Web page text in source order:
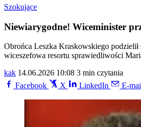
Szokujące
Niewiarygodne! Wiceminister
Obrońca Leszka Kraskowskiego
wiceszefowa resortu sprawiedliwości
kak 14.06.2026 10:08 3 min czytania
Facebook
X LinkedIn E-